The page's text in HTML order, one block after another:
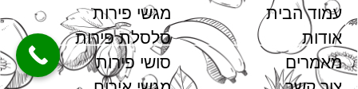
עמוד הבית
אודות
מאמרים
מגשי פירות
סלסלת פירות
סושי פירות